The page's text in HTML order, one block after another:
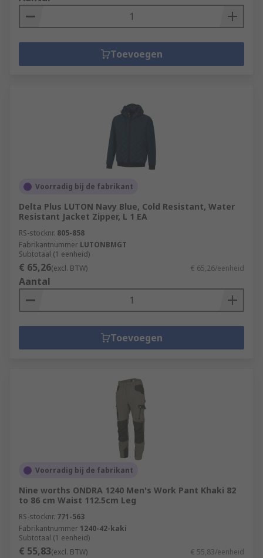
Toevoegen
Voorradig bij de fabrikant
Delta Plus LUTON Navy Blue, Cold Resistant, Water
Resistant Jacket Zipper, L 1 EA
RS-stocknr. 805-858
Fabrikantnummer LUTONBMGT
Subtotaal (1 eenheid)
€ 65,26(excl. BTW) € 65,26/eenheid
Aantal
Toevoegen
Voorradig bij de fabrikant
Nine worths ONDRA 1240 Men's Work Pant Khaki 82
to 86 cm Waist 112.5cm Leg
RS-stocknr. 771-563
Fabrikantnummer 1240-42-kaki
Subtotaal (1 eenheid)
€ 55,83(excl. BTW) € 55,83/eenheid